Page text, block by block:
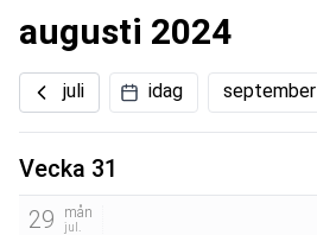
augusti 2024
juli idag september
Vecka 31
29
mån
jul.